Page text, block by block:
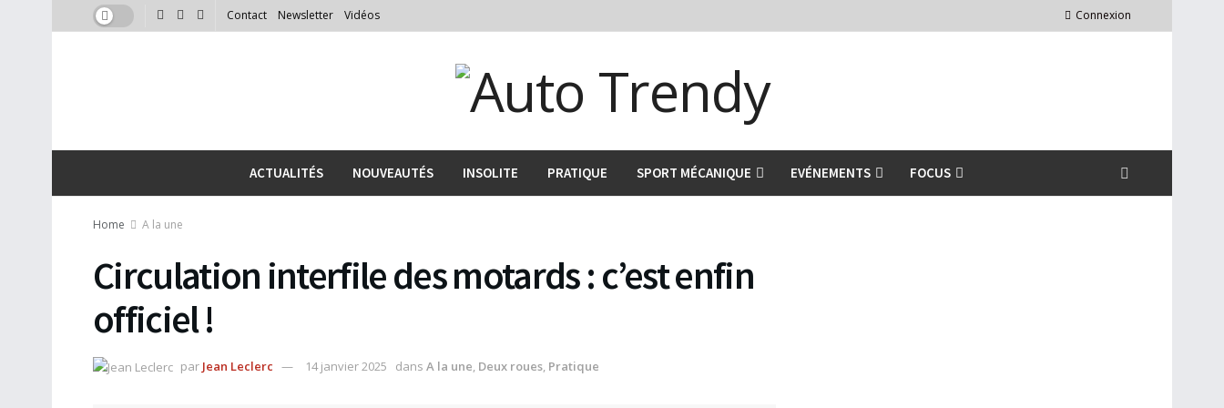
Contact Newsletter Vidéos Connexion
ACTUALITÉS NOUVEAUTÉS INSOLITE PRATIQUE SPORT MÉCANIQUE EVÉNEMENTS FOCUS
Home A la une
Circulation interfile des motards : c’est enfin
officiel !
par Jean Leclerc 14 janvier 2025 dans A la une, Deux roues, Pratique